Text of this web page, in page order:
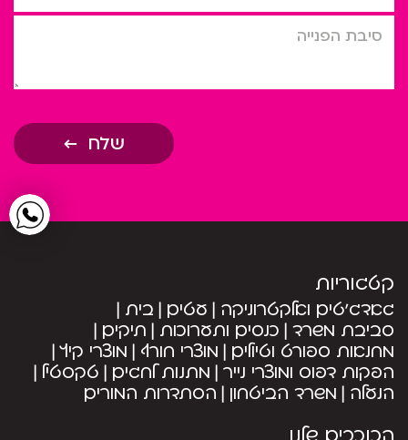
סיבת הפניה
שלח
קטגוריות
גאדג’טים ואלקטרוניקה עטים בית
סביבת משרד כנסים ותערוכות תיקים
מחנאות ספורט וטיולים מוצרי חורף מוצרי קיץ
הפקות דפוס ומוצרי נייר מתנות לחגים טקסטיל
הנעלה משרד הביטחון הסתדרות המורים